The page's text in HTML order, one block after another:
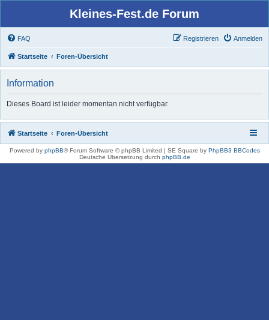
Kleines-Fest.de Forum
FAQ Anmelden
Registrieren
Startseite Foren-Übersicht
Information
Dieses Board ist leider momentan nicht verfügbar.
Startseite Foren-Übersicht
Powered by phpBB® Forum Software © phpBB Limited | SE Square by PhpBB3 BBCodes
Deutsche Übersetzung durch phpBB.de